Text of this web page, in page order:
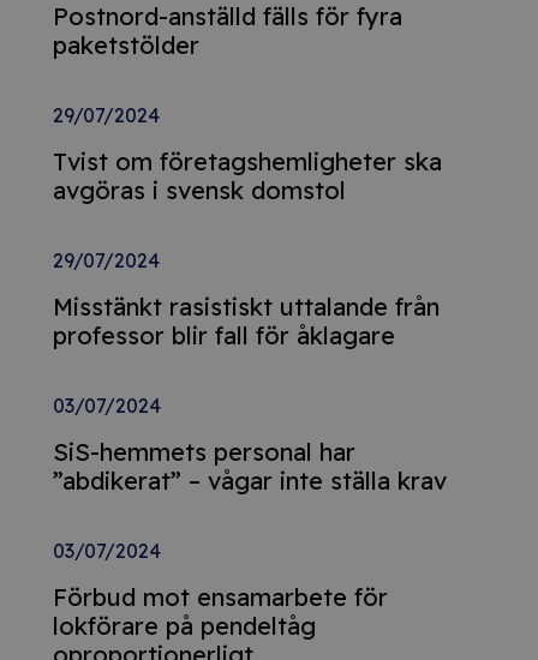
Postnord-anställd fälls för fyra
paketstölder
29/07/2024
Tvist om företagshemligheter ska
avgöras i svensk domstol
29/07/2024
Misstänkt rasistiskt uttalande från
professor blir fall för åklagare
03/07/2024
SiS-hemmets personal har
”abdikerat” – vågar inte ställa krav
03/07/2024
Förbud mot ensamarbete för
lokförare på pendeltåg